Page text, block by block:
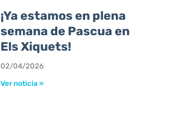
¡Ya estamos en plena
semana de Pascua en
Els Xiquets!
02/04/2026
Ver noticia »